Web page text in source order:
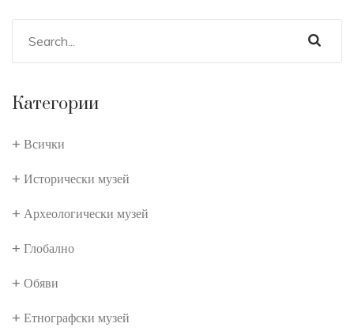
Категории
Всички
Исторически музей
Археологически музей
Глобално
Обяви
Етнографски музей